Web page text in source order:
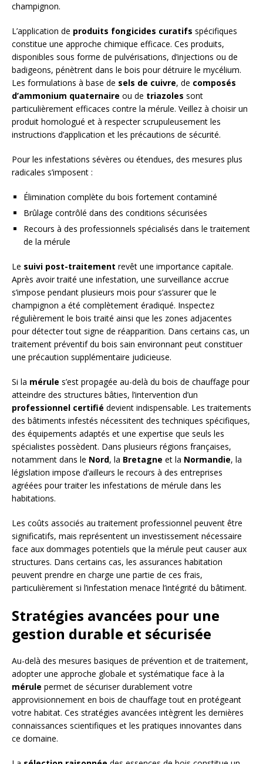
champignon.
L’application de produits fongicides curatifs spécifiques
constitue une approche chimique efficace. Ces produits,
disponibles sous forme de pulvérisations, d’injections ou de
badigeons, pénètrent dans le bois pour détruire le mycélium.
Les formulations à base de sels de cuivre, de composés
d’ammonium quaternaire ou de triazoles sont
particulièrement efficaces contre la mérule. Veillez à choisir un
produit homologué et à respecter scrupuleusement les
instructions d’application et les précautions de sécurité.
Pour les infestations sévères ou étendues, des mesures plus
radicales s’imposent :
Élimination complète du bois fortement contaminé
Brûlage contrôlé dans des conditions sécurisées
Recours à des professionnels spécialisés dans le traitement
de la mérule
Le suivi post-traitement revêt une importance capitale.
Après avoir traité une infestation, une surveillance accrue
s’impose pendant plusieurs mois pour s’assurer que le
champignon a été complètement éradiqué. Inspectez
régulièrement le bois traité ainsi que les zones adjacentes
pour détecter tout signe de réapparition. Dans certains cas, un
traitement préventif du bois sain environnant peut constituer
une précaution supplémentaire judicieuse.
Si la mérule s’est propagée au-delà du bois de chauffage pour
atteindre des structures bâties, l’intervention d’un
professionnel certifié devient indispensable. Les traitements
des bâtiments infestés nécessitent des techniques spécifiques,
des équipements adaptés et une expertise que seuls les
spécialistes possèdent. Dans plusieurs régions françaises,
notamment dans le Nord, la Bretagne et la Normandie, la
législation impose d’ailleurs le recours à des entreprises
agréées pour traiter les infestations de mérule dans les
habitations.
Les coûts associés au traitement professionnel peuvent être
significatifs, mais représentent un investissement nécessaire
face aux dommages potentiels que la mérule peut causer aux
structures. Dans certains cas, les assurances habitation
peuvent prendre en charge une partie de ces frais,
particulièrement si l’infestation menace l’intégrité du bâtiment.
Stratégies avancées pour une
gestion durable et sécurisée
Au-delà des mesures basiques de prévention et de traitement,
adopter une approche globale et systématique face à la
mérule permet de sécuriser durablement votre
approvisionnement en bois de chauffage tout en protégeant
votre habitat. Ces stratégies avancées intègrent les dernières
connaissances scientifiques et les pratiques innovantes dans
ce domaine.